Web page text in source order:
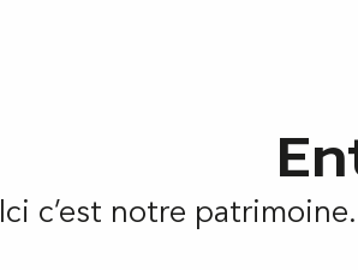
Ici c’est notre